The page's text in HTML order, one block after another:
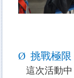
Ø 挑戰極
這次活動